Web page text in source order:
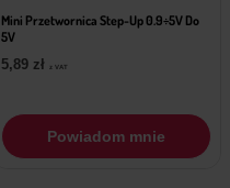
Mini Przetwornica Step-Up 0.9÷5V Do
5V
5,89 zł z VAT
Powiadom mnie